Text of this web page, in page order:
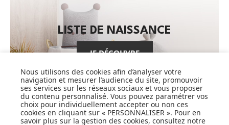
LISTE DE NAISSANCE
JE DÉCOUVRE
Nous utilisons des cookies afin d’analyser votre
navigation et mesurer l’audience du site, promouvoir
ses services sur les réseaux sociaux et vous proposer
du contenu personnalisé. Vous pouvez paramétrer vos
choix pour individuellement accepter ou non ces
cookies en cliquant sur « PERSONNALISER ». Pour en
savoir plus sur la gestion des cookies, consultez notre